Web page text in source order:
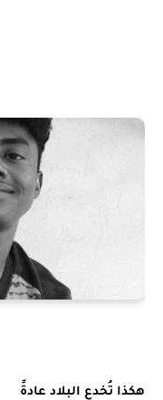
هكذا تُخدع البلاد عادةً